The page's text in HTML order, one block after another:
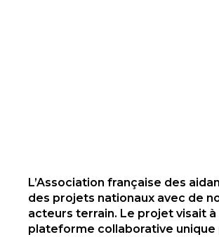
L’Association française des
des projets nationaux avec de
acteurs terrain. Le projet visait
plateforme collaborative unique